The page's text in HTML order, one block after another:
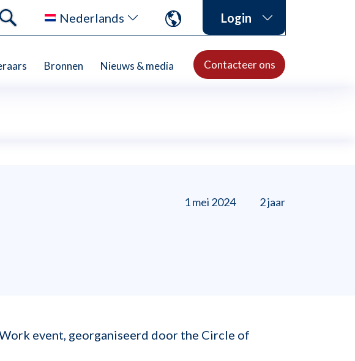
Nederlands Login
Bronnen Nieuws & media Contacteer ons
1 mei 2024 2 jaar
event, georganiseerd door the Circle of